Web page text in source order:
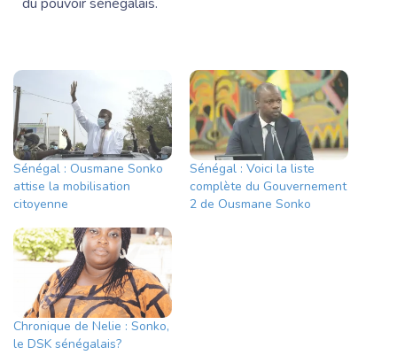
Sénégal : Ousmane Sonko
attise la mobilisation
citoyenne
Sénégal : Voici la liste
complète du Gouvernement
2 de Ousmane Sonko
Chronique de Nelie : Sonko,
le DSK sénégalais?